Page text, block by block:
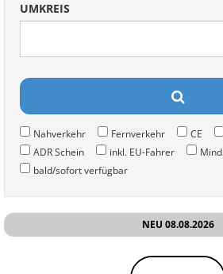
UMKREIS
Nahverkehr Fernverkehr CE
ADR Schein
inkl. EU-Fahrer
bald/sofort verfügbar
NEU 08.08.2026